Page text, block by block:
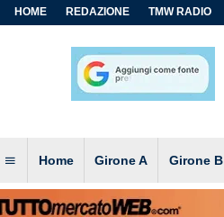
HOME REDAZIONE TMW RADIO
Home Girone A Girone B